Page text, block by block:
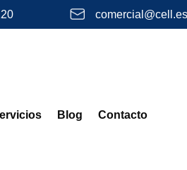
comercial@cell.es
Blog Contacto